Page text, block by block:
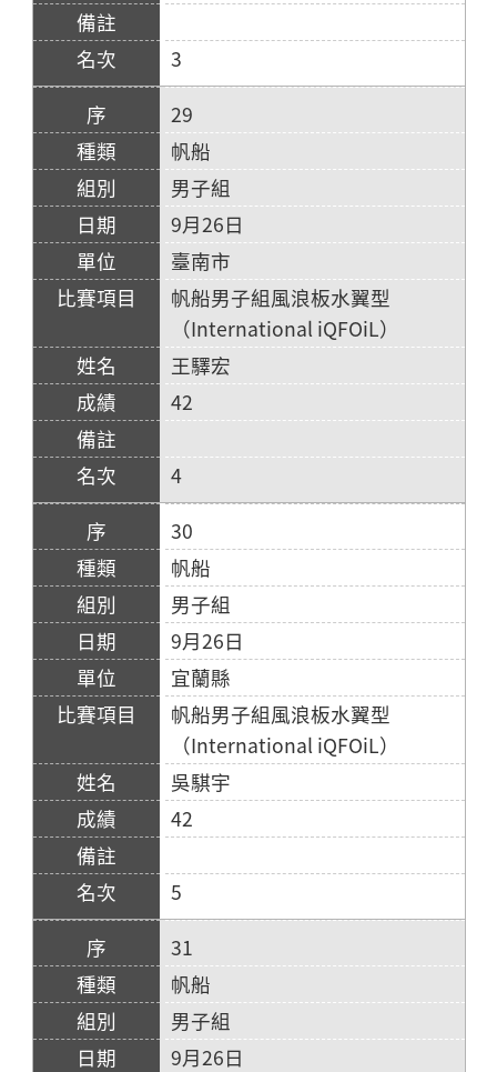
3
29
帆船
男子組
9月26日
臺南市
帆船男子組風浪板水翼型
（International iQFOiL）
王驛宏
42
4
30
帆船
男子組
9月26日
宜蘭縣
帆船男子組風浪板水翼型
（International iQFOiL）
吳騏宇
42
5
31
帆船
男子組
9月26日